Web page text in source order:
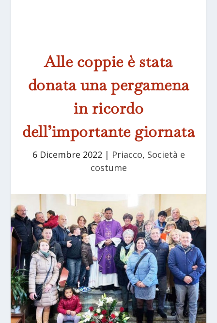
Alle coppie è stata
donata una pergamena
in ricordo
dell’importante giornata
6 Dicembre 2022 | Priacco, Società e
costume